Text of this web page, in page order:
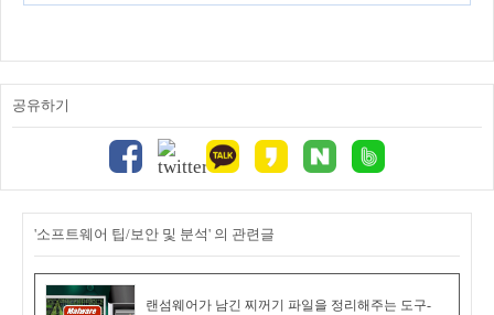
공유하기
'소프트웨어 팁/보안 및 분석' 의 관련글
랜섬웨어가 남긴 찌꺼기 파일을 정리해주는 도구-